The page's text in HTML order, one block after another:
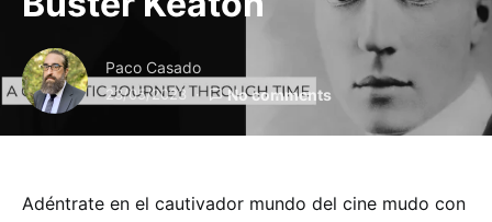
Paco Casado
23/05/2023 No comments
Adéntrate en el cautivador mundo del cine mudo con